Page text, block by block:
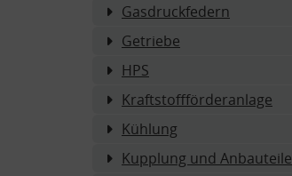
Gasdruckfedern
Getriebe
HPS
Kraftstoffförderanlage
Kühlung
Kupplung und Anbauteile